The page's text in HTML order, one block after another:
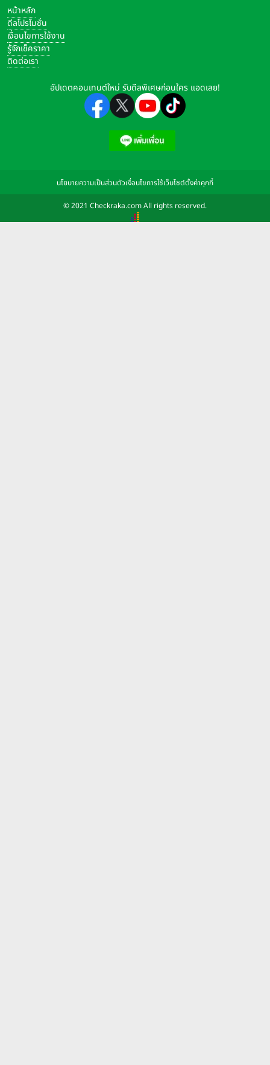
หน้าหลัก
ดีลโปรโมชั่น
เงื่อนไขการใช้งาน
รู้จักเช็คราคา
ติดต่อเรา
อัปเดตคอนเทนต์ใหม่ รับดีลพิเศษก่อนใคร แอดเลย!
นโยบายความเป็นส่วนตัวเงื่อนไขการใช้เว็บไซต์ตั้งค่าคุกกี้
© 2021 Checkraka.com All rights reserved.